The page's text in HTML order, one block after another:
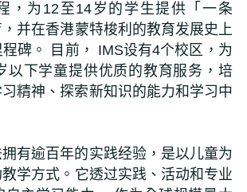
， 为 12至14 岁的学生提供「一条
， 并在香港蒙特梭利的教育发展史上
碑 。 目前 ， IMS设有4个校区 ， 为
以下学童提供优质的教育服务 ， 培
精神 、 探索新知识的能力和学习中
有逾百年的实践经验， 是以儿童为
学方式 。 它透过实践、 活动和专业